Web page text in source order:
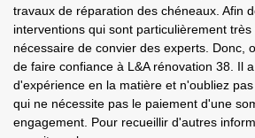
travaux de réparation des chéneaux. Afin
interventions qui sont particulièrement très
nécessaire de convier des experts. Donc,
de faire confiance à L&A rénovation 38. Il
d'expérience en la matière et n'oubliez
qui ne nécessite pas le paiement d'une
engagement. Pour recueillir d'autres